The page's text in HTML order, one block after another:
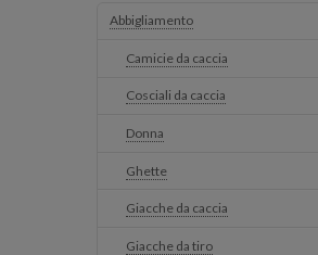
Abbigliamento
Camicie da caccia
Cosciali da caccia
Donna
Ghette
Giacche da caccia
Giacche da tiro